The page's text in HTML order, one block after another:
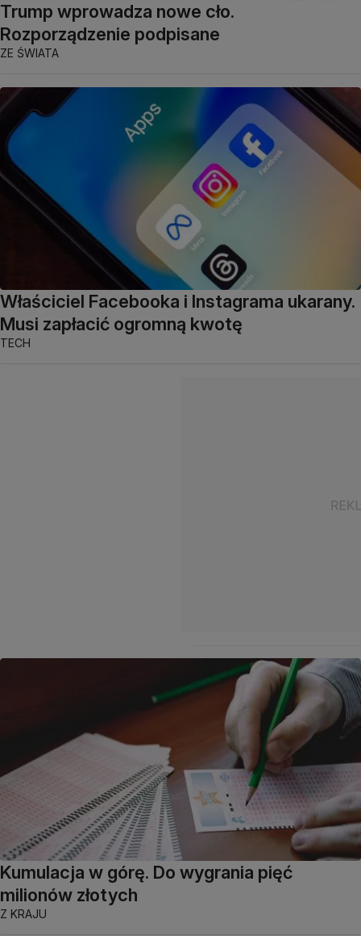
Trump wprowadza nowe cło.
Rozporządzenie podpisane
ZE ŚWIATA
Właściciel Facebooka i Instagrama ukarany.
Musi zapłacić ogromną kwotę
TECH
Kumulacja w górę. Do wygrania pięć
milionów złotych
Z KRAJU